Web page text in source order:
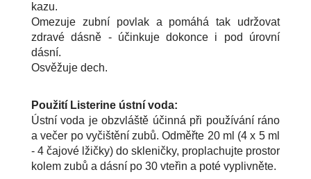
kazu.
Omezuje zubní povlak a pomáhá tak udržovat
zdravé dásně - účinkuje dokonce i pod úrovní
dásní.
Osvěžuje dech.
Použití Listerine ústní voda:
Ústní voda je obzvláště účinná při používání ráno
a večer po vyčištění zubů. Odměřte 20 ml (4 x 5 ml
- 4 čajové lžičky) do skleničky, proplachujte prostor
kolem zubů a dásní po 30 vteřin a poté vyplivněte.